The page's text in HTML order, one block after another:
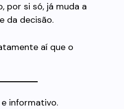
por si só, já muda a
da decisão.
aí que o
informativo.